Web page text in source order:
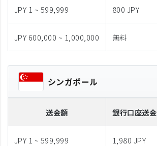
JPY 1 ~ 599,999 800 JPY
JPY 600,000 ~ 1,000,000 無料
シンガポール
送金額 銀行口座送金
JPY 1 ~ 599,999 1,980 JPY